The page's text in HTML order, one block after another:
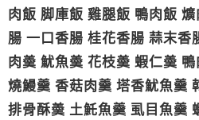
肉飯 脚庫飯 雞腿飯 鴨肉飯
腸 一口香腸 桂花香腸 蒜末香
肉羮 魷魚羮 花枝羮 蝦仁羮
燒鰻羹 香菇肉羹 塔香魷魚羹
排骨酥羮 土魠魚羹 虱目魚羹